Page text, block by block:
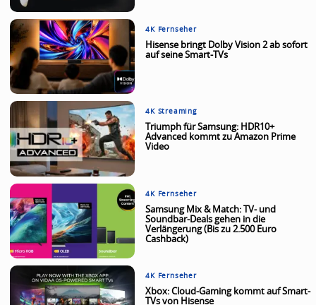
4K Fernseher
Hisense bringt Dolby Vision 2 ab sofort
auf seine Smart-TVs
4K Streaming
Triumph für Samsung: HDR10+
Advanced kommt zu Amazon Prime
Video
4K Fernseher
Samsung Mix & Match: TV- und
Soundbar-Deals gehen in die
Verlängerung (Bis zu 2.500 Euro
Cashback)
4K Fernseher
Xbox: Cloud-Gaming kommt auf Smart-
TVs von Hisense